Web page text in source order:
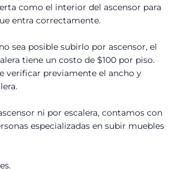
como el interior del ascensor para
entra correctamente.
sea posible subirlo por ascensor, el
tiene un costo de $100 por piso.
verificar previamente el ancho y
ni por escalera, contamos con
especializadas en subir muebles